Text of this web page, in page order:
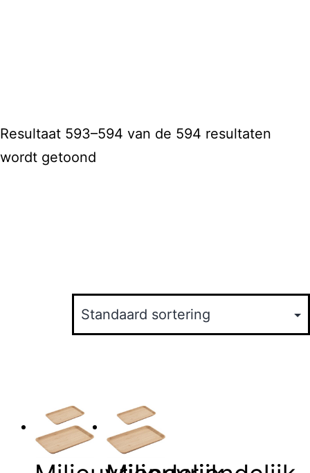
Resultaat 593–594 van de 594 resultaten
wordt getoond